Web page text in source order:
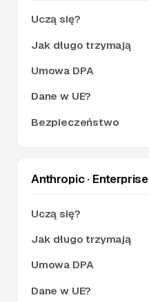
Anthropic · Enterprise